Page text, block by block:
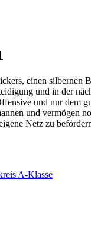
einen silbernen
und in der
und nur dem
und vermögen
Netz zu
A-Klasse